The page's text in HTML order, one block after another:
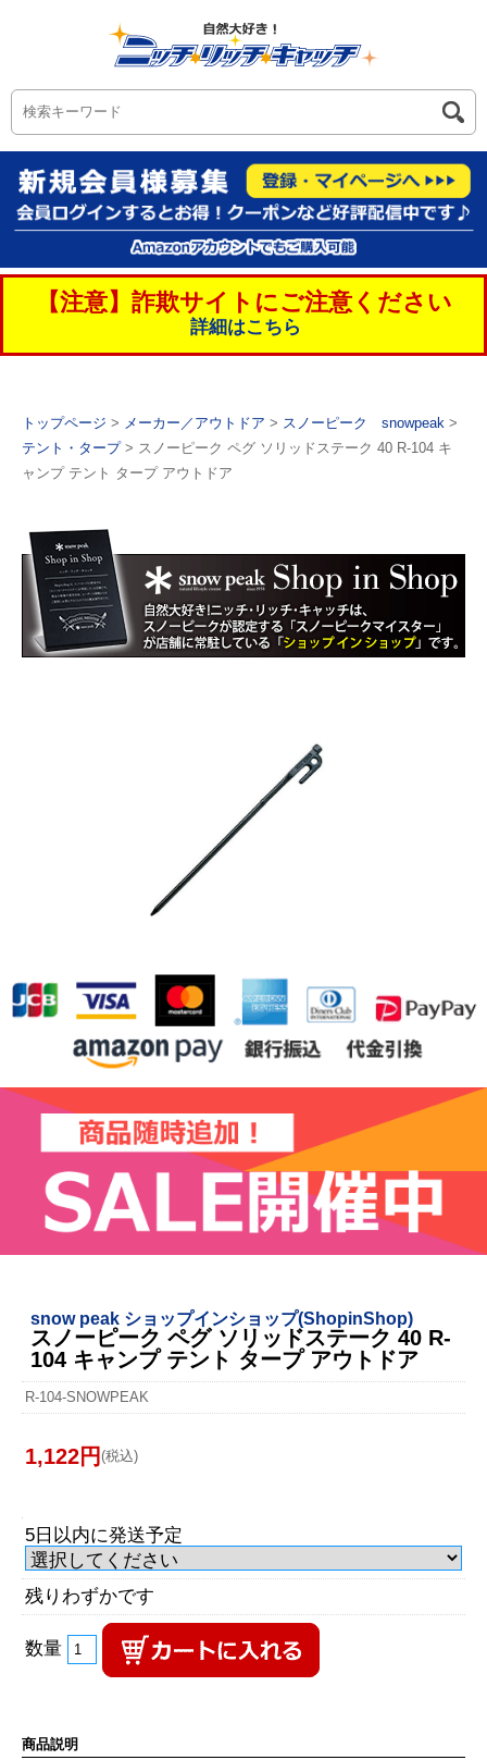
【注意】詐欺サイトにご注意ください
詳細はこちら
トップページ > メーカー／アウトドア > スノーピーク snowpeak >
テント・タープ> スノーピーク ペグ ソリッドステーク 40 R-104 キ
ャンプ テント タープ アウトドア
snow peak ショップインショップ(ShopinShop)
スノーピーク ペグ ソリッドステーク 40 R-
104 キャンプ テント タープ アウトドア
R-104-SNOWPEAK
1,122円 (税込)
5日以内に発送予定
残りわずかです
数量
商品説明